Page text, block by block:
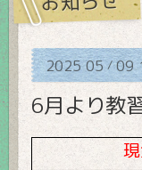
2025 05/09
6月より教